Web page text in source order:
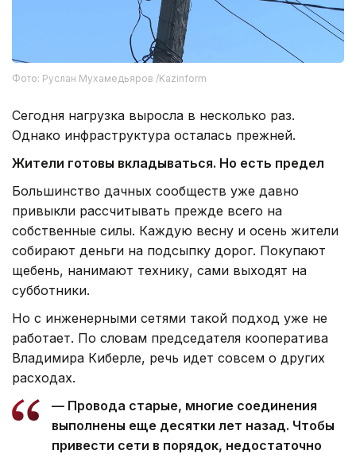
Фото: Руслан Мухамедьяров /Kazinform
Сегодня нагрузка выросла в несколько раз.
Однако инфраструктура осталась прежней.
Жители готовы вкладываться. Но есть предел
Большинство дачных сообществ уже давно
привыкли рассчитывать прежде всего на
собственные силы. Каждую весну и осень жители
собирают деньги на подсыпку дорог. Покупают
щебень, нанимают технику, сами выходят на
субботники.
Но с инженерными сетями такой подход уже не
работает. По словам председателя кооператива
Владимира Киберле, речь идет совсем о других
расходах.
— Провода старые, многие соединения
выполнены еще десятки лет назад. Чтобы
привести сети в порядок, недостаточно